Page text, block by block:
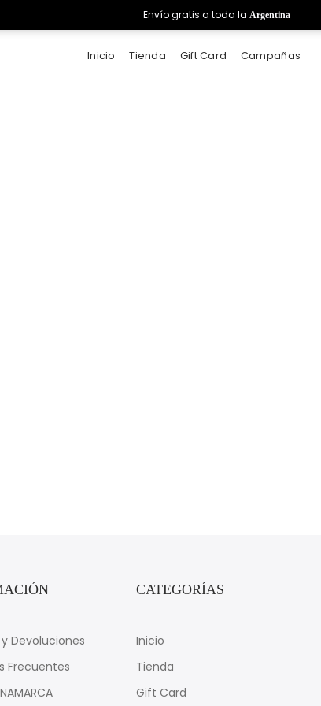
Envío gratis a toda la Argentina
Inicio Tienda Gift Card Campañas
Devoluciones
Frecuentes
CATEGORÍAS
Inicio
Tienda
Gift Card